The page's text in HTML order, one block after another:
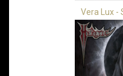
Vera Lux -